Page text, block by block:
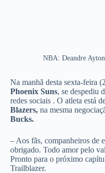
NBA: Deandre
Na manhã desta sexta-feira
Phoenix Suns, se despediu
redes sociais . O atleta está
Blazers, na mesma
Bucks.
– Aos fãs, companheiros de
obrigado. Todo amor pelo
Pronto para o próximo
Trailblazer.